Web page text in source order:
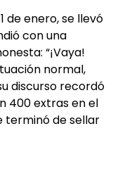
de enero, se llevó
con una
“¡Vaya!
normal,
discurso recordó
400 extras en el
terminó de sellar